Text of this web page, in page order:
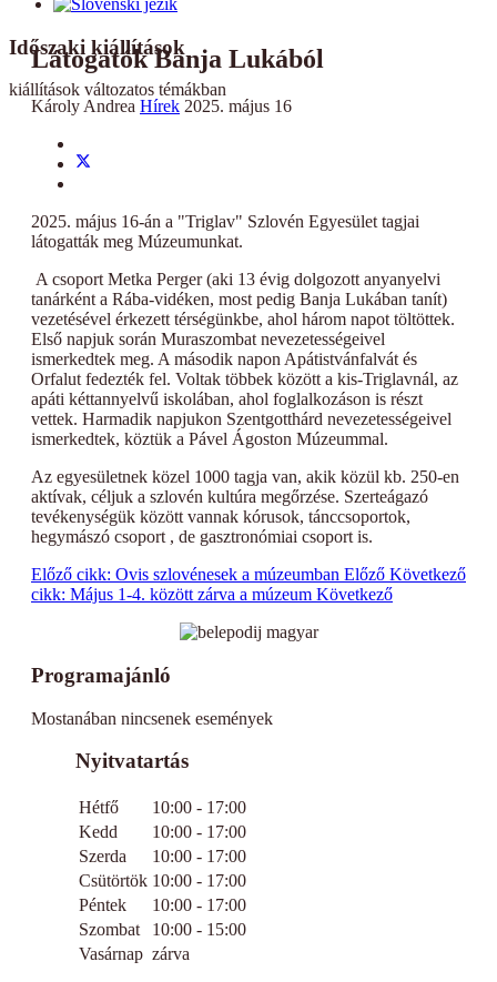
Időszaki kiállítások
kiállítások változatos témákban
Látogatók Banja Lukából
Károly Andrea Hírek 2025. május 16
2025. május 16-án a "Triglav" Szlovén Egyesület tagjai
látogatták meg Múzeumunkat.
A csoport Metka Perger (aki 13 évig dolgozott anyanyelvi
tanárként a Rába-vidéken, most pedig Banja Lukában tanít)
vezetésével érkezett térségünkbe, ahol három napot töltöttek.
Első napjuk során Muraszombat nevezetességeivel
ismerkedtek meg. A második napon Apátistvánfalvát és
Orfalut fedezték fel. Voltak többek között a kis-Triglavnál, az
apáti kéttannyelvű iskolában, ahol foglalkozáson is részt
vettek. Harmadik napjukon Szentgotthárd nevezetességeivel
ismerkedtek, köztük a Pável Ágoston Múzeummal.
Az egyesületnek közel 1000 tagja van, akik közül kb. 250-en
aktívak, céljuk a szlovén kultúra megőrzése. Szerteágazó
tevékenységük között vannak kórusok, tánccsoportok,
hegymászó csoport , de gasztronómiai csoport is.
Előző cikk: Ovis szlovénesek a múzeumban Előző Következő
cikk: Május 1-4. között zárva a múzeum Következő
Programajánló
Mostanában nincsenek események
Nyitvatartás
Hétfő
10:00 - 17:00
Kedd
10:00 - 17:00
Szerda
10:00 - 17:00
Csütörtök 10:00 - 17:00
Péntek
10:00 - 17:00
Szombat
10:00 - 15:00
Vasárnap zárva